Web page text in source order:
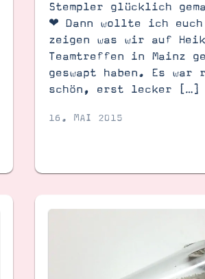
Stempler glücklich
❤ Dann wollte ich
zeigen was wir auf
Teamtreffen in Mainz
geswapt haben. Es
schön, erst lecker […]
16. MAI 2015